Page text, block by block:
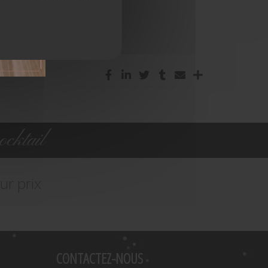
CONTACTEZ-NOUS